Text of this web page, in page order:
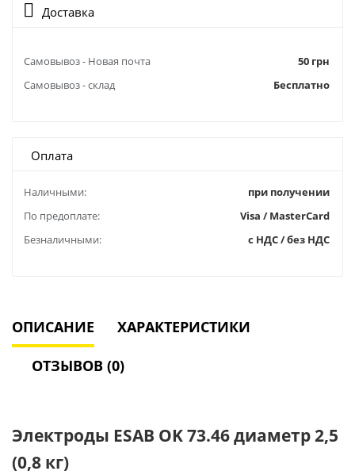
Доставка
Самовывоз - Новая почта
50 грн
Самовывоз - склад
Бесплатно
Оплата
Наличными:
при получении
По предоплате:
Visa / MasterCard
Безналичными:
с НДС / без НДС
ОПИСАНИЕ ХАРАКТЕРИСТИКИ
ОТЗЫВОВ (0)
Электроды ESAB OK 73.46 диаметр 2,5
(0,8 кг)